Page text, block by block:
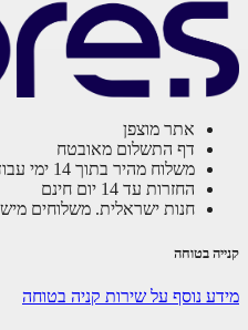
אתר מוצפן
דף התשלום מאובטח
משלוח מהיר בתוך 14 ימי עבודה
החזרות עד 14 יום חינם
חנות ישראלית. משלוחים
קנייה בטוחה
מידע נוסף על שירות קניה בטוחה